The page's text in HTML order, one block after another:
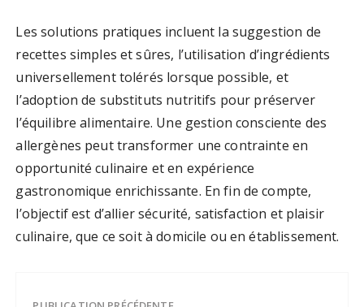
Les solutions pratiques incluent la suggestion de
recettes simples et sûres, l’utilisation d’ingrédients
universellement tolérés lorsque possible, et
l’adoption de substituts nutritifs pour préserver
l’équilibre alimentaire. Une gestion consciente des
allergènes peut transformer une contrainte en
opportunité culinaire et en expérience
gastronomique enrichissante. En fin de compte,
l’objectif est d’allier sécurité, satisfaction et plaisir
culinaire, que ce soit à domicile ou en établissement.